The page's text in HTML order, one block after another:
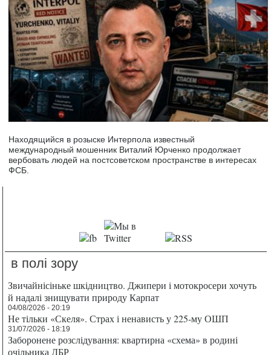
Находящийся в розыске Интерпола известный
международный мошенник Виталий Юрченко продолжает
вербовать людей на постсоветском пространстве в интересах
ФСБ.
в полі зору
Звичайнісіньке шкідництво. Джипери і мотокросери хочуть
й надалі знищувати природу Карпат
04/08/2026 - 20:19
Не тільки «Скеля». Страх і ненависть у 225-му ОШП
31/07/2026 - 18:19
Заборонене розслідування: квартирна «схема» в родині
очільника ДБР